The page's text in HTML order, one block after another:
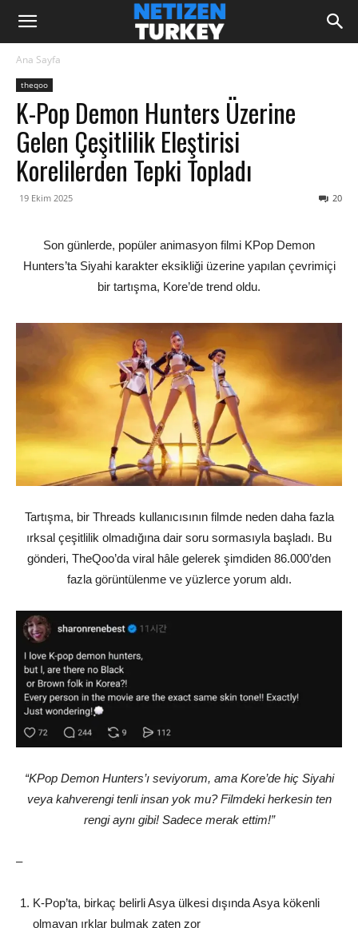
Ana Sayfa
theqoo
K-Pop Demon Hunters Üzerine
Gelen Çeşitlilik Eleştirisi
Korelilerden Tepki Topladı
19 Ekim 2025 20
Son günlerde, popüler animasyon filmi KPop Demon
Hunters’ta Siyahi karakter eksikliği üzerine yapılan çevrimiçi
bir tartışma, Kore’de trend oldu.
Tartışma, bir Threads kullanıcısının filmde neden daha fazla
ırksal çeşitlilik olmadığına dair soru sormasıyla başladı. Bu
gönderi, TheQoo’da viral hâle gelerek şimdiden 86.000’den
fazla görüntülenme ve yüzlerce yorum aldı.
“KPop Demon Hunters’ı seviyorum, ama Kore’de hiç Siyahi
veya kahverengi tenli insan yok mu? Filmdeki herkesin ten
rengi aynı gibi! Sadece merak ettim!”
–
K-Pop’ta, birkaç belirli Asya ülkesi dışında Asya kökenli
olmayan ırklar bulmak zaten zor